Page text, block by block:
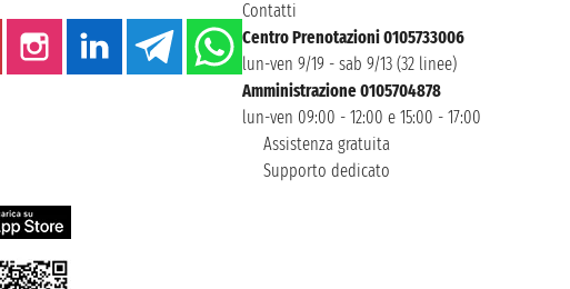
Contatti
Centro Prenotazioni 0105733006
lun-ven 9/19 - sab 9/13 (32 linee)
Amministrazione 0105704878
lun-ven 09:00 - 12:00 e 15:00 - 17:00
Assistenza gratuita
Supporto dedicato